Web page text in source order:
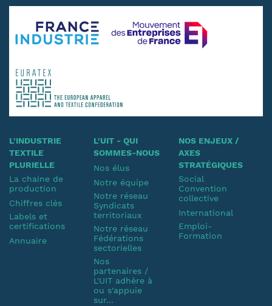
L'INDUSTRIE
TEXTILE
PLURIELLE
La chaine de
production
Chiffres clés
Labels et
certifications
Annuaire
L'UIT - QUI
SOMMES-NOUS
Nos élus
Notre équipe
Notre réseau
Syndicats
territoriaux
Notre réseau
Fédérations
sectorielles
Nos
partenaires /
L'UIT adhère à
ou s'appuie
sur...
NOS ENJEUX /
AXES
STRATÉGIQUES
Social
Convention
collective
International
Emploi-
Formation